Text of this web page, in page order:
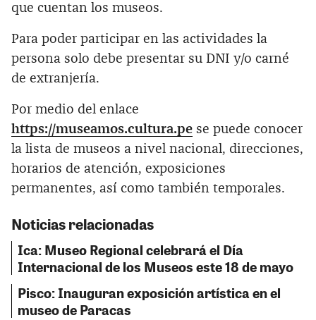
que cuentan los museos.
Para poder participar en las actividades la
persona solo debe presentar su DNI y/o carné
de extranjería.
Por medio del enlace
https://museamos.cultura.pe se puede conocer
la lista de museos a nivel nacional, direcciones,
horarios de atención, exposiciones
permanentes, así como también temporales.
Noticias relacionadas
Ica: Museo Regional celebrará el Día
Internacional de los Museos este 18 de mayo
Pisco: Inauguran exposición artística en el
museo de Paracas